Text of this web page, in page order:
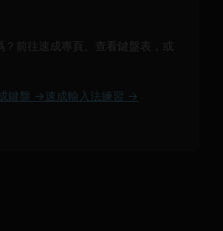
？前往速成專頁、查看鍵盤表，或
鍵盤 → 速成輸入法練習 →